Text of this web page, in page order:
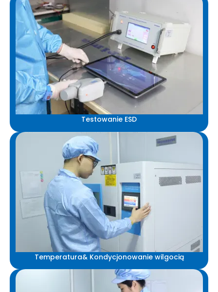
Testowanie ESD
Temperatura& Kondycjonowanie wilgocią